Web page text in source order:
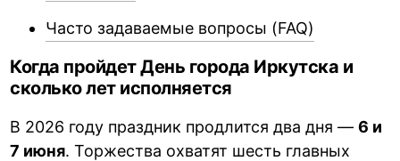
Часто задаваемые вопросы (FAQ)
Когда пройдет День города Иркутска и
сколько лет исполняется
В 2026 году праздник продлится два дня —6 и
7 июня. Торжества охватят шесть главных